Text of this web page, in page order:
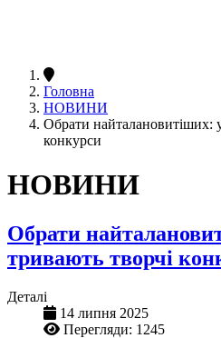
Головна
НОВИНИ
Обрати найталановитіших:
конкурси
НОВИНИ
Обрати
тривають творчі
Деталі
14 липня 2025
Перегляди: 1245